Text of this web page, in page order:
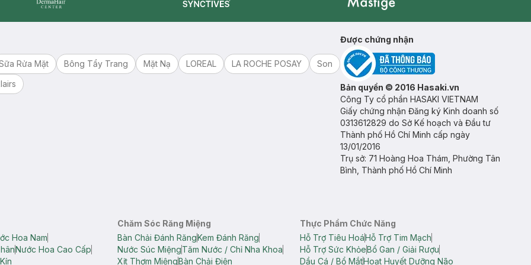
Rửa Mặt Bông Tẩy Trang Mặt Nạ LOREAL LA ROCHE POSAY
Son
Được chứng nhận
Bản quyền © 2016 Hasaki.vn
Công Ty cổ phần HASAKI VIETNAM
Giấy chứng nhận Đăng ký Kinh doanh số
0313612829 do Sở Kế hoạch và Đầu tư
Thành phố Hồ Chí Minh cấp ngày
13/01/2016
Trụ sở: 71 Hoàng Hoa Thám, Phường Tân
Bình, Thành phố Hồ Chí Minh
Hoa Nam
Nước Hoa Cao Cấp
Chăm Sóc Răng Miệng
Bàn Chải Đánh RăngKem Đánh Răng
Nước Súc MiệngTăm Nước / Chỉ Nha Khoa
Xịt Thơm MiệngBàn Chải Điện
Thực Phẩm Chức Năng
Hỗ Trợ Tiêu HoáHỗ Trợ Tim Mạch
Hỗ Trợ Sức KhỏeBổ Gan / Giải Rượu
Dầu Cá / Bổ MắtHoạt Huyết Dưỡng Não